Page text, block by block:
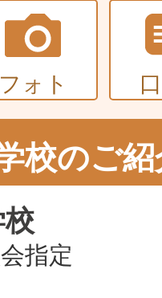
フォト
校のご紹
指定